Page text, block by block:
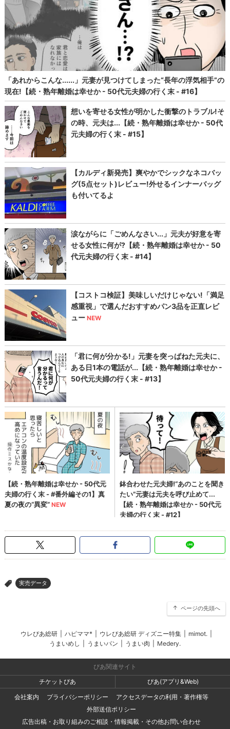
> 実売データ
ページの先頭へ
ウレぴあ総研 ハピママ* ウレぴあ総研 ディズニー特集 mimot.
うまいめし
うまいパン うまい肉 Medery.
ぴあ関連サイト
チケットぴあ
ぴあ(アプリ&Web)
会社案内
プライバシーポリシー
アクセスデータの利用・著作権等
外部送信ポリシー
広告出稿・お取り組みのご相談・情報掲載・その他お問い合わせ